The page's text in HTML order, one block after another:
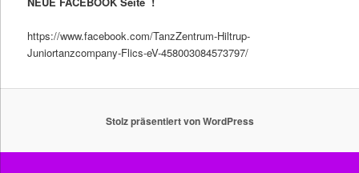
https://www.facebook.com/TanzZentrum-Hiltrup-
Juniortanzcompany-Flics-eV-458003084573797/
Stolz präsentiert von WordPress